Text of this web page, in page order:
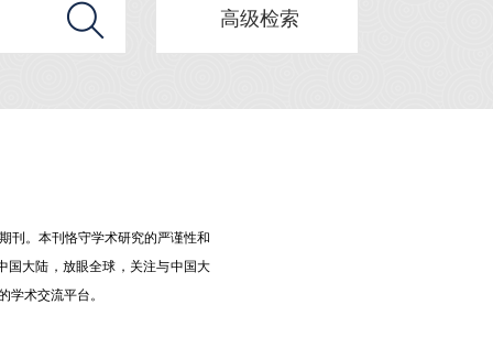
高级检索
。本刊恪守学术研究的严谨性和
国大陆，放眼全球，关注与中国大
学术交流平台。